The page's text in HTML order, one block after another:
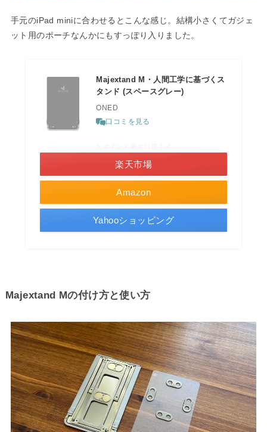
手元のiPad miniに合わせるとこんな感じ。結構小さくてガジェ
ット用のポーチなんかにもすっぽり入りました。
Majextand M・人間工学に基づくス
タンド (スペースグレー)
ONED
口コミを見る
Amazon
楽天市場
Yahooショッピング
Majextand Mの付け方と使い方